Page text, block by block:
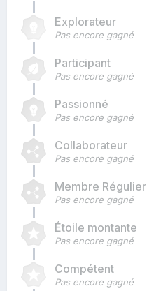
Explorateur
Pas encore gagné
Participant
Pas encore gagné
Passionné
Pas encore gagné
Collaborateur
Pas encore gagné
Membre Régulier
Pas encore gagné
Étoile montante
Pas encore gagné
Compétent
Pas encore gagné